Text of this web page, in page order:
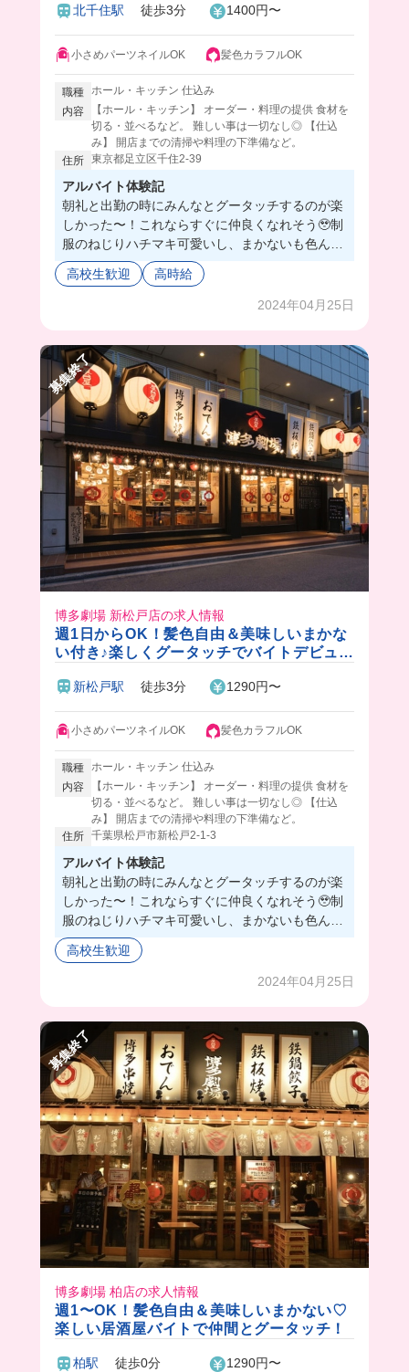
北千住駅 徒歩3分 1400円〜
小さめパーツネイルOK 髪色カラフルOK
職種 ホール・キッチン 仕込み
内容
【ホール・キッチン】 オーダー・料理の提供 食材を
切る・並べるなど。 難しい事は一切なし◎ 【仕込
み】 開店までの清掃や料理の下準備など。
住所 東京都足立区千住2-39
アルバイト体験記
朝礼と出勤の時にみんなとグータッチするのが楽
しかった〜！これならすぐに仲良くなれそう🥹制
服のねじりハチマキ可愛いし、まかないも色んな
の出てくるから最高だよ！賑やかな居酒屋だから
楽しくてバイトの時間過ぎるの早そう！笑みんな
高校生歓迎 高時給
2024年04月25日
募集終了
博多劇場 新松戸店の求人情報
週1日からOK！髪色自由＆美味しいまかな
い付き♪楽しくグータッチでバイトデビュー
新松戸駅 徒歩3分 1290円〜
小さめパーツネイルOK 髪色カラフルOK
職種 ホール・キッチン 仕込み
内容
【ホール・キッチン】 オーダー・料理の提供 食材を
切る・並べるなど。 難しい事は一切なし◎ 【仕込
み】 開店までの清掃や料理の下準備など。
住所 千葉県松戸市新松戸2-1-3
アルバイト体験記
朝礼と出勤の時にみんなとグータッチするのが楽
しかった〜！これならすぐに仲良くなれそう🥹制
服のねじりハチマキ可愛いし、まかないも色んな
の出てくるから最高だよ！賑やかな居酒屋だから
楽しくてバイトの時間過ぎるの早そう！笑みんな
高校生歓迎
2024年04月25日
募集終了
博多劇場 柏店の求人情報
週1〜OK！髪色自由＆美味しいまかない♡
楽しい居酒屋バイトで仲間とグータッチ！
柏駅 徒歩0分 1290円〜